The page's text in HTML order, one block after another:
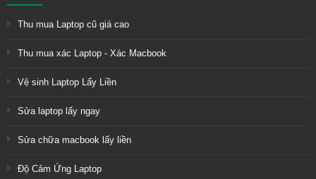
Thu mua Laptop cũ giá cao
Thu mua xác Laptop - Xác Macbook
Vệ sinh Laptop Lấy Liền
Sửa laptop lấy ngay
Sửa chữa macbook lấy liền
Độ Cảm Ứng Laptop